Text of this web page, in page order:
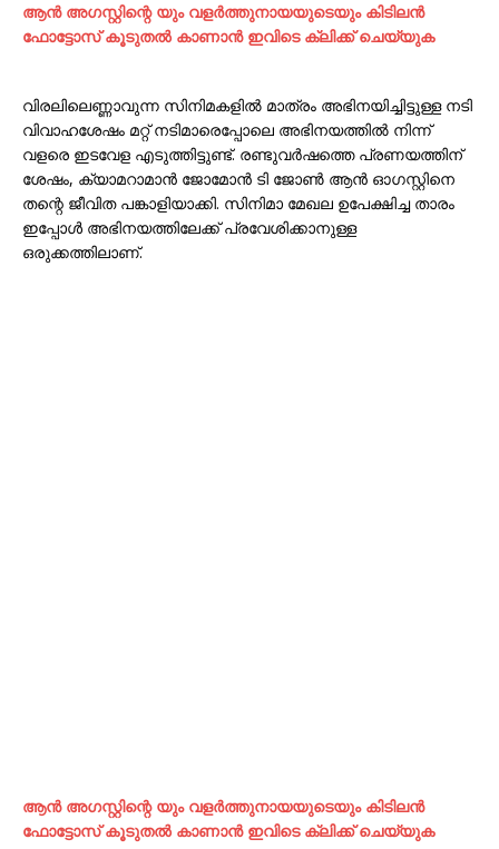
ആന്‍ അഗസ്റ്റിന്റെ യും വളര്‍ത്തുനായയുടെയും കിടിലന്‍
ഫോട്ടോസ് കൂടുതല്‍ കാണാന്‍ ഇവിടെ ക്ലിക്ക് ചെയ്യുക
വിരലിലെണ്ണാവുന്ന സിനിമകളിൽ മാത്രം അഭിനയിച്ചിട്ടുള്ള നടി
വിവാഹശേഷം മറ്റ് നടിമാരെപ്പോലെ അഭിനയത്തിൽ നിന്ന്
വളരെ ഇടവേള എടുത്തിട്ടുണ്ട്. രണ്ടുവർഷത്തെ പ്രണയത്തിന്
ശേഷം, ക്യാമറാമാൻ ജോമോൻ ടി ജോൺ ആൻ ഓഗസ്റ്റിനെ
തന്റെ ജീവിത പങ്കാളിയാക്കി. സിനിമാ മേഖല ഉപേക്ഷിച്ച താരം
ഇപ്പോൾ അഭിനയത്തിലേക്ക് പ്രവേശിക്കാനുള്ള
ഒരുക്കത്തിലാണ്.
ആന്‍ അഗസ്റ്റിന്റെ യും വളര്‍ത്തുനായയുടെയും കിടിലന്‍
ഫോട്ടോസ് കൂടുതല്‍ കാണാന്‍ ഇവിടെ ക്ലിക്ക് ചെയ്യുക